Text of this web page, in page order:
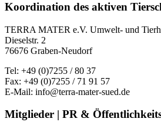
Koordination des aktiven
TERRA MATER e.V. Umwelt- und
Dieselstr. 2
76676 Graben-Neudorf
Tel: +49 (0)7255 / 80 37
Fax: +49 (0)7255 / 71 91 57
E-Mail: info@terra-mater-sued.de
Mitglieder | PR &